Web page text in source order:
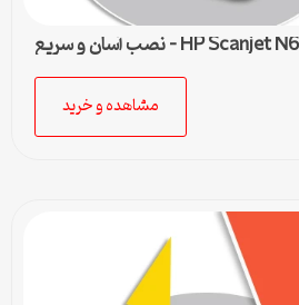
دانلود درایور اسکنر HP Scanjet N6310 – نصب آسان و سریع
مشاهده و خرید